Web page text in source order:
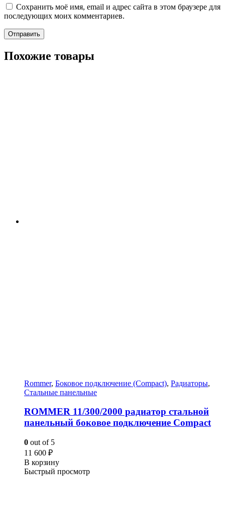
Сохранить моё имя, email и адрес сайта в этом браузере для
последующих моих комментариев.
Похожие товары
Rommer, Боковое подключение (Compact), Радиаторы,
Стальные панельные
ROMMER 11/300/2000 радиатор стальной
панельный боковое подключение Compact
0 out of 5
11 600 ₽
В корзину
Быстрый просмотр